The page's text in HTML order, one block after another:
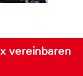
vereinbaren